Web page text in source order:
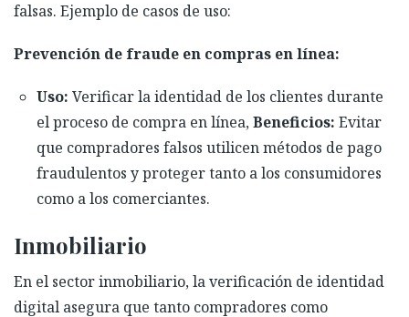
falsas. Ejemplo de casos de uso:
Prevención de fraude en compras en línea:
Uso: Verificar la identidad de los clientes durante
el proceso de compra en línea,Beneficios: Evitar
que compradores falsos utilicen métodos de pago
fraudulentos y proteger tanto a los consumidores
como a los comerciantes.
Inmobiliario
En el sector inmobiliario, la verificación de identidad
digital asegura que tanto compradores como